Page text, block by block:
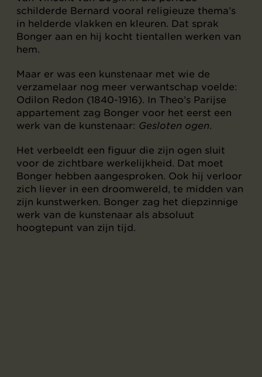
schilderde Bernard vooral religieuze thema’s
in helderde vlakken en kleuren. Dat sprak
Bonger aan en hij kocht tientallen werken van
hem.
Maar er was een kunstenaar met wie de
verzamelaar nog meer verwantschap voelde:
Odilon Redon (1840-1916). In Theo’s Parijse
appartement zag Bonger voor het eerst een
werk van de kunstenaar: Gesloten ogen.
Het verbeeldt een figuur die zijn ogen sluit
voor de zichtbare werkelijkheid. Dat moet
Bonger hebben aangesproken. Ook hij verloor
zich liever in een droomwereld, te midden van
zijn kunstwerken. Bonger zag het diepzinnige
werk van de kunstenaar als absoluut
hoogtepunt van zijn tijd.